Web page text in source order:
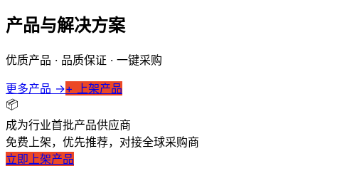
产品与解决方案
优质产品 · 品质保证 · 一键采购
更多产品 →+ 上架产品
📦
成为行业首批产品供应商
免费上架，优先推荐，对接全球采购商
立即上架产品